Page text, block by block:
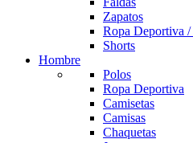
Zapatos
Ropa Deportiva
Shorts
Hombre
Polos
Ropa Deportiva
Camisetas
Camisas
Chaquetas